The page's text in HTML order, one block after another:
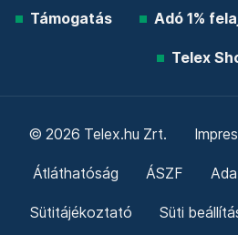
Támogatás Adó 1%
Telex
© 2026 Telex.hu Zrt.
Átláthatóság ÁSZF
Sütitájékoztató Süti